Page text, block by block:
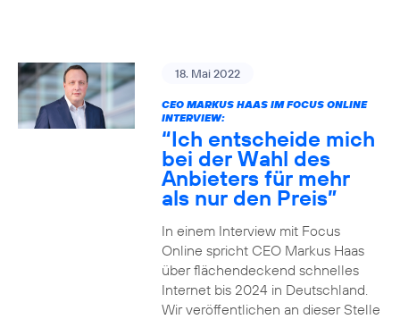
18. Mai 2022
CEO MARKUS HAAS IM FOCUS ONLINE
INTERVIEW:
“Ich entscheide mich
bei der Wahl des
Anbieters für mehr
als nur den Preis”
In einem Interview mit Focus
Online spricht CEO Markus Haas
über flächendeckend schnelles
Internet bis 2024 in Deutschland.
Wir veröffentlichen an dieser Stelle